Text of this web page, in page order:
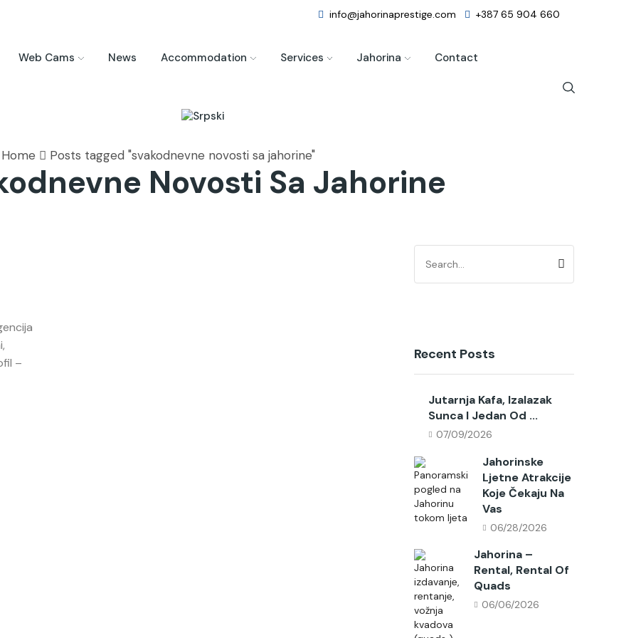
info@jahorinaprestige.com +387 65 904 660
Web Cams News Accommodation Services Jahorina Contact
Home Posts tagged "svakodnevne novosti sa jahorine"
Novosti Sa Jahorine
–
Recent Posts
Jutarnja Kafa, Izalazak
Sunca I Jedan Od ...
07/09/2026
Jahorinske
Ljetne Atrakcije
Koje Čekaju Na
Vas
06/28/2026
Jahorina –
Rental, Rental Of
Quads
06/06/2026